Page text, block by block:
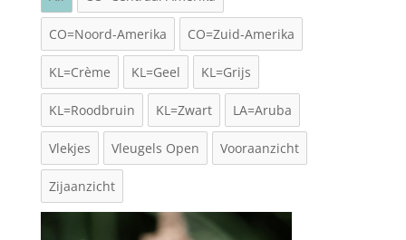
CO=Noord-Amerika CO=Zuid-Amerika
KL=Crème KL=Geel KL=Grijs
KL=Roodbruin KL=Zwart LA=Aruba
Vlekjes Vleugels Open Vooraanzicht
Zijaanzicht